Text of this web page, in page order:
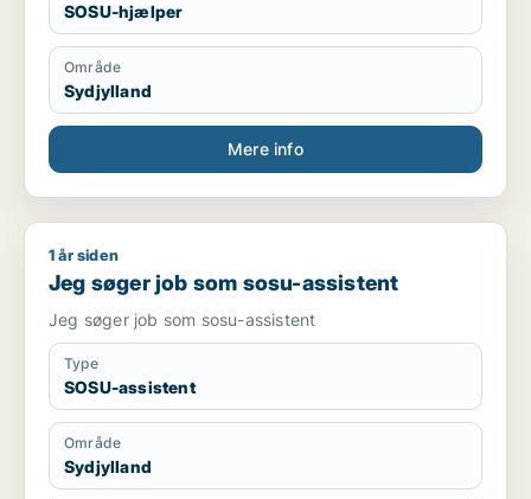
SOSU-hjælper
Område
Sydjylland
Mere info
Jeg søger job som sosu-assistent
1 år siden
Jeg søger job som sosu-assistent
Jeg søger job som sosu-assistent
Type
SOSU-assistent
Område
Sydjylland